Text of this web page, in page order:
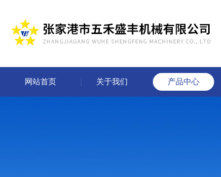
网站首页 关于我们 产品中心